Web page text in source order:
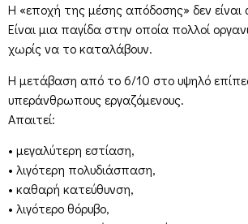
Η «εποχή της μέσης απόδοσης» δεν
Είναι μια παγίδα στην οποία πολλοί
χωρίς να το καταλάβουν.
Η μετάβαση από το 6/10 στο υψηλό
υπεράνθρωπους εργαζόμενους.
Απαιτεί:
• μεγαλύτερη εστίαση,
• λιγότερη πολυδιάσπαση,
• καθαρή κατεύθυνση,
• λιγότερο θόρυβο,